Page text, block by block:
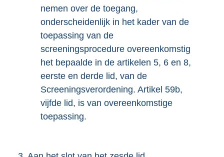
nemen over de toegang,
onderscheidenlijk in het kader van de
toepassing van de
screeningsprocedure overeenkomstig
het bepaalde in de artikelen 5, 6 en 8,
eerste en derde lid, van de
Screeningsverordening. Artikel 59b,
vijfde lid, is van overeenkomstige
toepassing.